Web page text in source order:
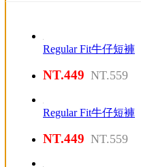
Regular Fit牛仔短褲
NT.449 NT.559
Regular Fit牛仔短褲
NT.449 NT.559